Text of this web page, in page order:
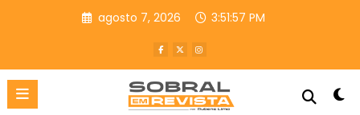
agosto 7, 2026 3:51:59 PM